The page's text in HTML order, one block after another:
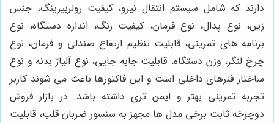
دارند که شامل سیستم انتقال نیرو، کیفیت رولربیرینگ، جنس
زین، نوع پدال، نوع فرمان، کیفیت رنگ، اندازه دستگاه، نوع
برنامه های تمرینی، قابلیت تنظیم ارتفاع صندلی و فرمان، نوع
چرخ لنگر، وزن دستگاه، قابلیت جابه جایی، نوع آلیاژ بدنه و نوع
ساختار فنرهای داخلی است و این فاکتورها باعث می شوند کاربر
تجربه تمرینی بهتر و ایمن تری داشته باشد. در بازار فروش
دوچرخه ثابت برخی مدل ها مجهز به سنسور ضربان قلب، قابلیت